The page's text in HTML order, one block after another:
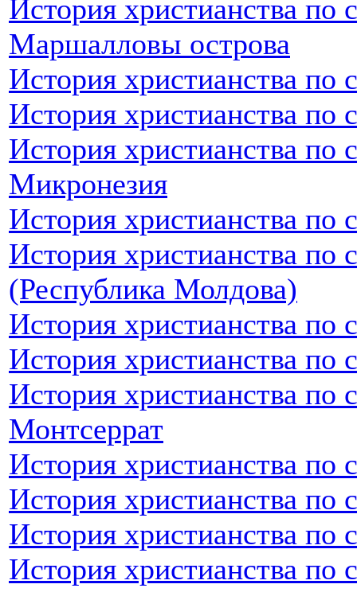
История христианства по
Маршалловы острова
История христианства по
История христианства
История христианства по
Микронезия
История христианства
История христианства
(Республика Молдова)
История христианства
История христианства
История христианства по
Монтсеррат
История христианства
История христианства по
История христианства по
История христианства по